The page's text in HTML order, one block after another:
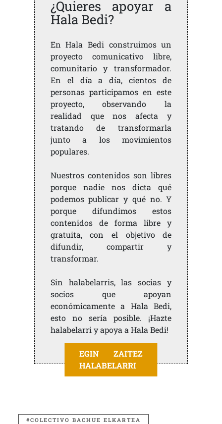
¿Quieres apoyar a
Hala Bedi?
En Hala Bedi construimos un
proyecto comunicativo libre,
comunitario y transformador.
En el día a día, cientos de
personas participamos en este
proyecto, observando la
realidad que nos afecta y
tratando de transformarla
junto a los movimientos
populares.
Nuestros contenidos son libres
porque nadie nos dicta qué
podemos publicar y qué no. Y
porque difundimos estos
contenidos de forma libre y
gratuita, con el objetivo de
difundir, compartir y
transformar.
Sin halabelarris, las socias y
socios que apoyan
económicamente a Hala Bedi,
esto no sería posible. ¡Hazte
halabelarri y apoya a Hala Bedi!
EGIN ZAITEZ
HALABELARRI
COLECTIVO BACHUE ELKARTEA